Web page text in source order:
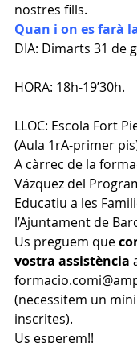
nostres fills.
Quan i on es farà
DIA: Dimarts 31 de
HORA: 18h-19’30h.
LLOC: Escola Fort
(Aula 1rA-primer
A càrrec de la
Vázquez del
Educatiu a les
l’Ajuntament de
Us preguem que
vostra assistència
(necessitem un
inscrites).
Us esperem!!